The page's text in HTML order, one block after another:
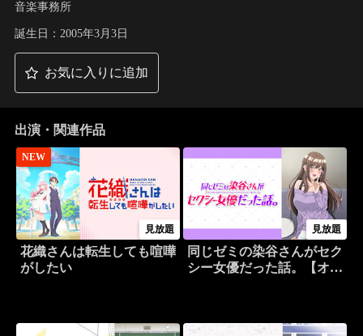
音楽事務所
誕生日：2005年3月3日
お気に入りに追加
出演・関連作品
NEW
見放題
花織さんは転生しても喧嘩
がしたい
見放題
同じゼミの染谷さんがセク
シー女優だった話。【オン